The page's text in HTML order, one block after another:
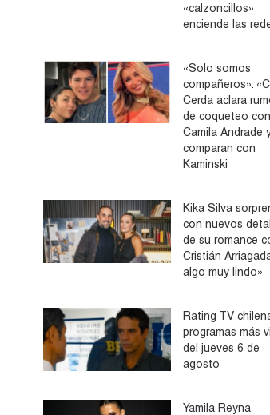
«calzoncillos»
enciende las
«Solo somos
compañeros»:
Cerda aclara
de coqueteo con
Camila Andrade
comparan con
Kaminski
Kika Silva
con nuevos
de su romance
Cristián
algo muy lindo»
Rating TV
programas más
del jueves 6 de
agosto
Yamila Reyna